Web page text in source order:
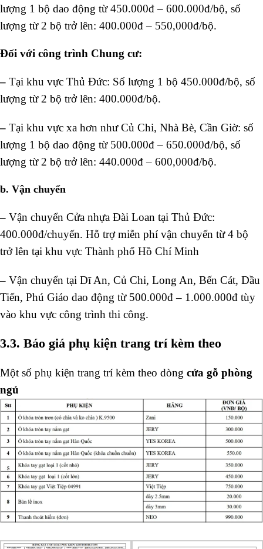
lượng 1 bộ dao động từ 450.000đ – 600.000đ/bộ, số
lượng từ 2 bộ trở lên: 400.000đ – 550,000đ/bộ.
Đối với công trình Chung cư:
– Tại khu vực Thủ Đức: Số lượng 1 bộ 450.000đ/bộ, số
lượng từ 2 bộ trở lên: 400.000đ/bộ.
– Tại khu vực xa hơn như Củ Chi, Nhà Bè, Cần Giờ: số
lượng 1 bộ dao động từ 500.000đ – 650.000đ/bộ, số
lượng từ 2 bộ trở lên: 440.000đ – 600,000đ/bộ.
b. Vận chuyển
– Vận chuyển Cửa nhựa Đài Loan tại Thủ Đức:
400.000đ/chuyến. Hỗ trợ miễn phí vận chuyển từ 4 bộ
trở lên tại khu vực Thành phố Hồ Chí Minh
– Vận chuyển tại Dĩ An, Củ Chi, Long An, Bến Cát, Dầu
Tiến, Phú Giáo dao động từ 500.000đ– 1.000.000đ tùy
vào khu vực công trình thi công.
3.3. Báo giá phụ kiện trang trí kèm theo
Một số phụ kiện trang trí kèm theo dòng cửa gỗ phòng
ngủ